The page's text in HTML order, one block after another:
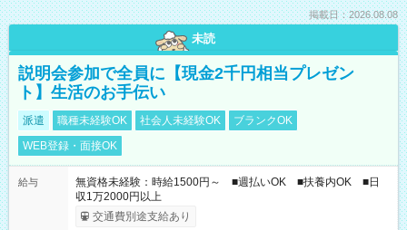
掲載日：2026.08.08
未読
説明会参加で全員に【現金2千円相当プレゼン
ト】生活のお手伝い
派遣 職種未経験OK 社会人未経験OK
ブランクOK
WEB登録・面接OK
給与
無資格未経験：時給1500円～ ■週払いOK ■扶養内OK ■日
収1万2000円以上
交通費別途支給あり